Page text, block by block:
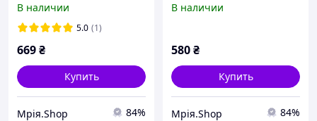
В наличии
5.0 (1)
669₴
Купить
Мрія.Shop 84%
В наличии
580₴
Купить
Мрія.Shop 84%